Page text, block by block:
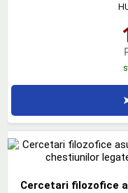
Cercetari filozofice